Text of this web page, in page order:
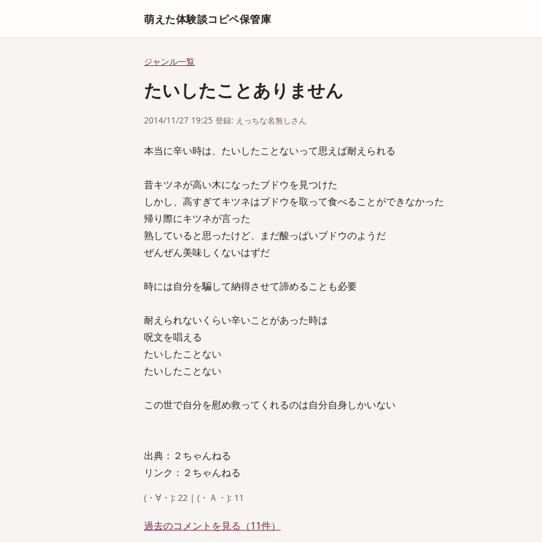
萌えた体験談コピペ保管庫
ジャンル一覧
たいしたことありません
2014/11/27 19:25 登録: えっちな名無しさん
本当に辛い時は、たいしたことないって思えば耐えられる
昔キツネが高い木になったブドウを見つけた
しかし、高すぎてキツネはブドウを取って食べることができなかった
帰り際にキツネが言った
熟していると思ったけど、まだ酸っぱいブドウのようだ
ぜんぜん美味しくないはずだ
時には自分を騙して納得させて諦めることも必要
耐えられないくらい辛いことがあった時は
呪文を唱える
たいしたことない
たいしたことない
この世で自分を慰め救ってくれるのは自分自身しかいない
出典：２ちゃんねる
リンク：２ちゃんねる
(・∀・): 22 | (・Ａ・): 11
過去のコメントを見る（11件）